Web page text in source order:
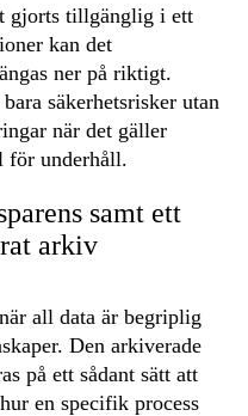
gjorts tillgänglig i ett
kan det
ner på riktigt.
säkerhetsrisker utan
när det gäller
för underhåll.
samt ett
arkiv
all data är begriplig
Den arkiverade
på ett sådant sätt att
en specifik process